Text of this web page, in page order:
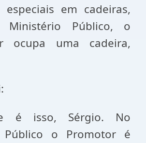
especiais em cadeiras,
Público, o
ocupa uma cadeira,
é isso, Sérgio. No
Público o Promotor é